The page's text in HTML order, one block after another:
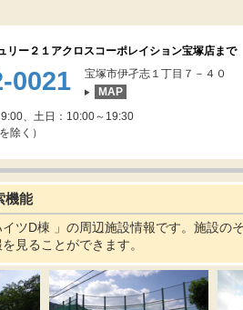
リー２１アクロスコーポレイション宝塚店まで
0021
宝塚市伊孑志１丁目７－４０
MAP
、土日：10:00～19:30
除く）
機能
イツD棟 」の周辺施設情報です。施設
見ることができます。